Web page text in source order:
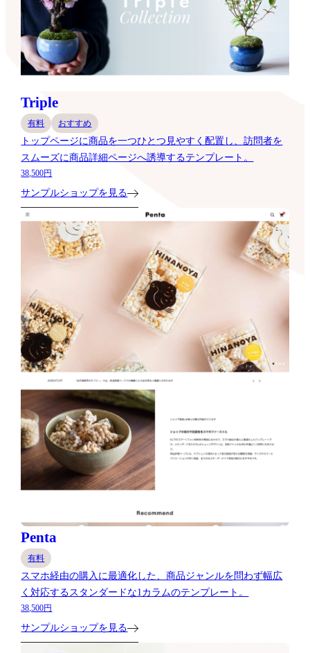
Triple
有料 おすすめ
トップページに商品を一つひとつ見やすく配置し、訪問者を
スムーズに商品詳細ページへ誘導するテンプレート。
38,500円
サンプルショップを見る
Penta
有料
スマホ経由の購入に最適化した、商品ジャンルを問わず幅広
く対応するスタンダードな1カラムのテンプレート。
38,500円
サンプルショップを見る